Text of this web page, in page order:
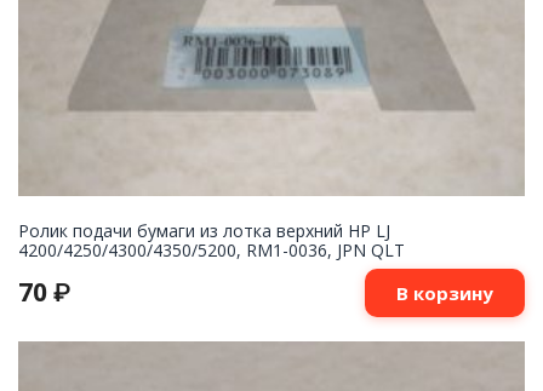
Ролик подачи бумаги из лотка верхний HP LJ
4200/4250/4300/4350/5200, RM1-0036, JPN QLT
70 ₽ В корзину